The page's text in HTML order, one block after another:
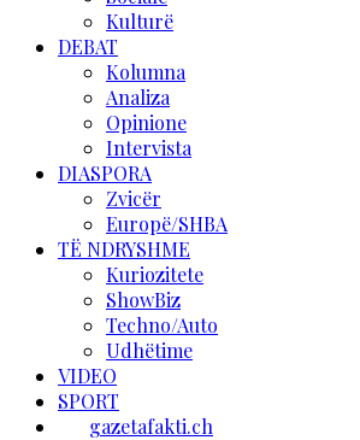
Kulturë
DEBAT
Kolumna
Analiza
Opinione
Intervista
DIASPORA
Zvicër
Europë/SHBA
TË NDRYSHME
Kuriozitete
ShowBiz
Techno/Auto
Udhëtime
VIDEO
SPORT
gazetafakti.ch